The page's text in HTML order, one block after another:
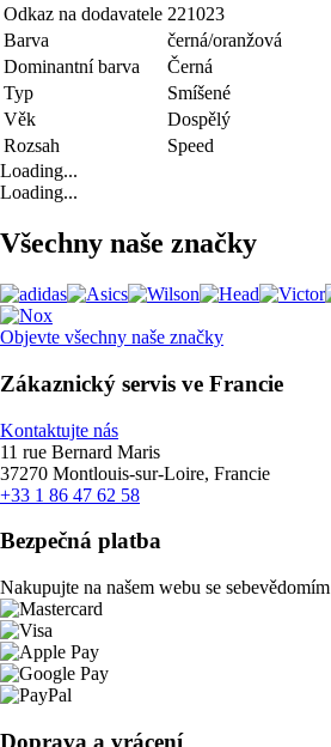
Odkaz na dodavatele 221023
Barva
černá/oranžová
Dominantní barva
Černá
Typ
Smíšené
Věk
Dospělý
Rozsah
Speed
Loading...
Loading...
Všechny naše značky
Objevte všechny naše značky
Zákaznický servis ve Francie
Kontaktujte nás
11 rue Bernard Maris
37270 Montlouis-sur-Loire, Francie
+33 1 86 47 62 58
Bezpečná platba
Nakupujte na našem webu se sebevědomím
Doprava a vrácení